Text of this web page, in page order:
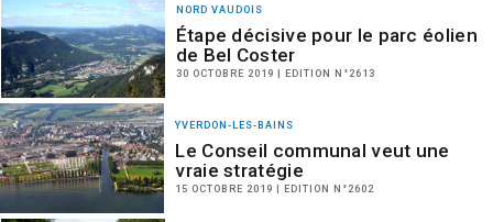
NORD VAUDOIS
Étape décisive pour le parc éolien
de Bel Coster
30 OCTOBRE 2019 | EDITION N°2613
YVERDON-LES-BAINS
Le Conseil communal veut une
vraie stratégie
15 OCTOBRE 2019 | EDITION N°2602